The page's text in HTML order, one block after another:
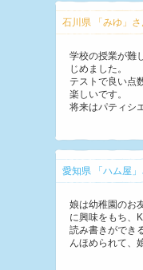
石川県 「みゆ」さ
学校の授業が難
じめました。
テストで良い点
楽しいです。
将来はパティシ
愛知県 「ハム屋」
娘は幼稚園のお
に興味をもち、
読み書きができ
んほめられて、